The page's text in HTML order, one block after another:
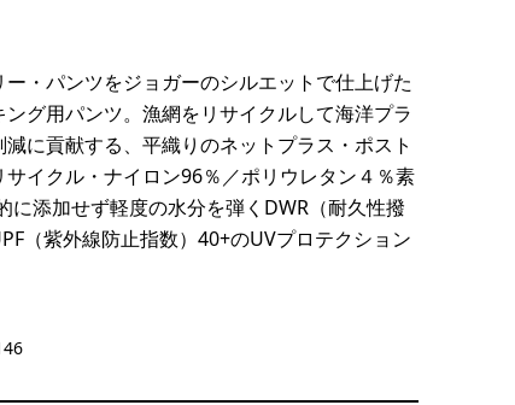
・パンツをジョガーのシルエットで仕上げた
グ用パンツ。漁網をリサイクルして海洋プラ
に貢献する、平織りのネットプラス・ポスト
サイクル・ナイロン96％／ポリウレタン４％素
に添加せず軽度の水分を弾くDWR（耐久性撥
（紫外線防止指数）40+のUVプロテクション